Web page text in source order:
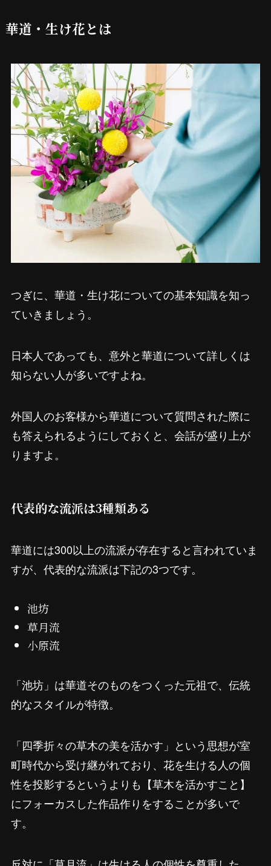
華道・生け花とは
つぎに、華道・生け花についての基本知識を知っ
ていきましょう。
日本人であっても、意外と華道について詳しくは
知らない人が多いですよね。
外国人のお客様から華道について質問された際に
も答えられるようにしておくと、会話が盛り上が
りますよ。
代表的な流派は3種類ある
華道には300以上の流派が存在すると言われていま
すが、代表的な流派は下記の3つです。
池坊
草月流
小原流
「池坊」は華道そのものをつくった元祖で、伝統
的なスタイルが特徴。
「四季折々の草木の美を活かす」という思想が室
町時代から受け継がれており、花を生ける人の個
性を投影するというよりも【草木を活かすこと】
にフォーカスした作品作りをすることが多いで
す。